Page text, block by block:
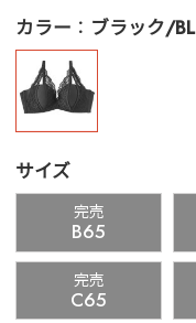
カラー ブラック/BL
サイズ
完売
B65
完売
C65